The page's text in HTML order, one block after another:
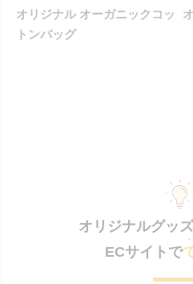
オリジナル オーガニックコッ
トンバッグ
オリジナルグッ
ECサイトで